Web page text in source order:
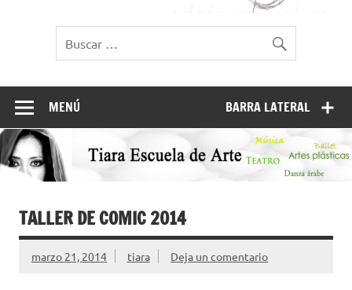
Tiara Escuela de
arte
@artetiara
BARRA LATERAL
MENÚ
TALLER DE COMIC 2014
marzo 21, 2014 tiara Deja un comentario